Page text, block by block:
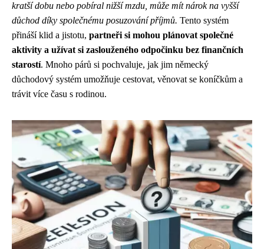
kratší dobu nebo pobíral nižší mzdu, může mít nárok na vyšší
důchod díky společnému posuzování příjmů. Tento systém
přináší klid a jistotu, partneři si mohou plánovat společné
aktivity a užívat si zaslouženého odpočinku bez finančních
starostí. Mnoho párů si pochvaluje, jak jim německý
důchodový systém umožňuje cestovat, věnovat se koníčkům a
trávit více času s rodinou.